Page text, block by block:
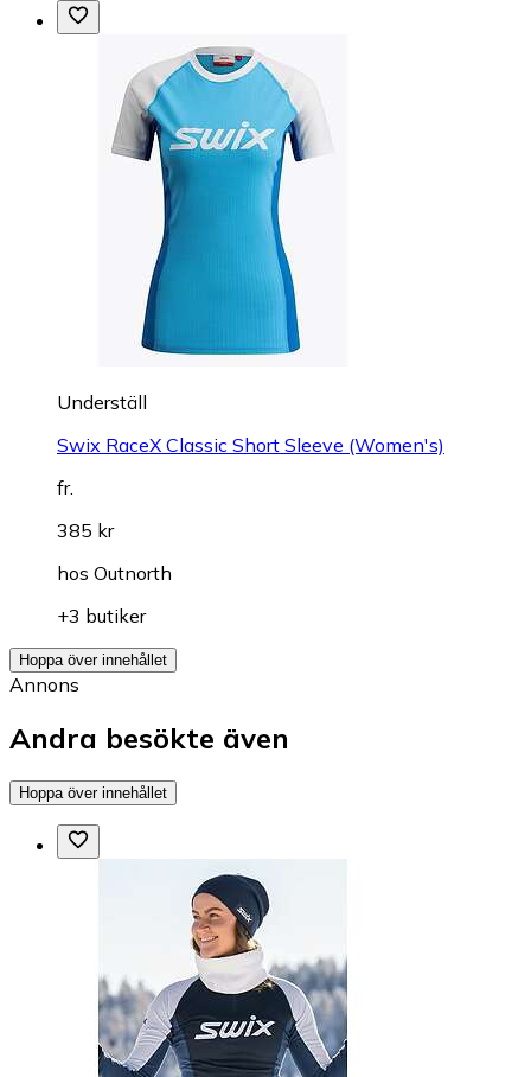
Underställ
Swix RaceX Classic Short Sleeve (Women's)
fr.
385 kr
hos Outnorth
+3 butiker
Hoppa över innehållet
Annons
Andra besökte även
Hoppa över innehållet